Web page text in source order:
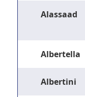
Alassaad
Albertella
Albertini